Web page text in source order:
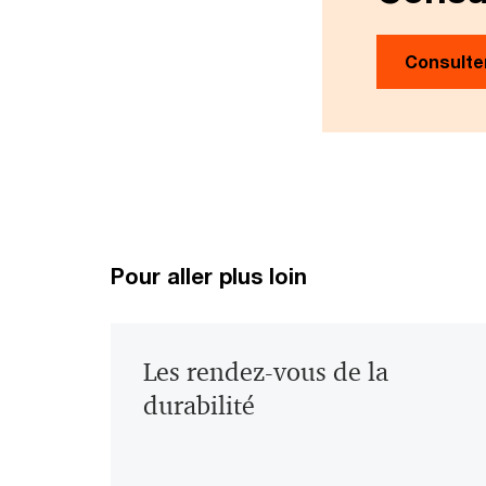
Pour aller plus loin
Les rendez-vous de la
durabilité